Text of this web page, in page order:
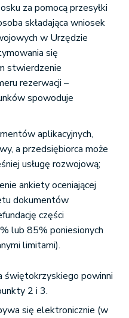
za pomocą przesyłki
składająca wniosek
w Urzędzie
się
stwierdzenie
rezerwacji –
spowoduje
aplikacyjnych,
a przedsiębiorca może
usługę rozwojową;
ankiety oceniającej
dokumentów
części
lub 85% poniesionych
limitami).
powinni
2 i 3.
się elektronicznie (w